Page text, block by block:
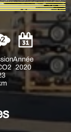
Année
2020